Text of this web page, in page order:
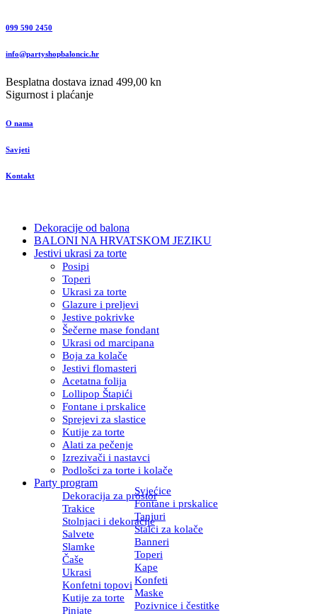
099 590 2450
info@partyshopbaloncic.hr
Besplatna dostava iznad 499,00 kn
Sigurnost i plaćanje
O nama
Savjeti
Kontakt
Dekoracije od balona
BALONI NA HRVATSKOM JEZIKU
Jestivi ukrasi za torte
Posipi
Toperi
Ukrasi za torte
Glazure i preljevi
Jestive pokrivke
Šečerne mase fondant
Ukrasi od marcipana
Boja za kolače
Jestivi flomasteri
Acetatna folija
Lollipop Štapići
Fontane i prskalice
Sprejevi za slastice
Kutije za torte
Alati za pečenje
Izrezivači i nastavci
Podlošci za torte i kolače
Party program
Dekoracija za prostor
Svjećice
Trakice
Fontane i prskalice
Stolnjaci i dekoracije
Tanjuri
Salvete
Stalci za kolače
Slamke
Banneri
Čaše
Toperi
Ukrasi
Kape
Konfetni topovi Konfeti
Kutije za torte
Maske
Pinjate
Pozivnice i čestitke